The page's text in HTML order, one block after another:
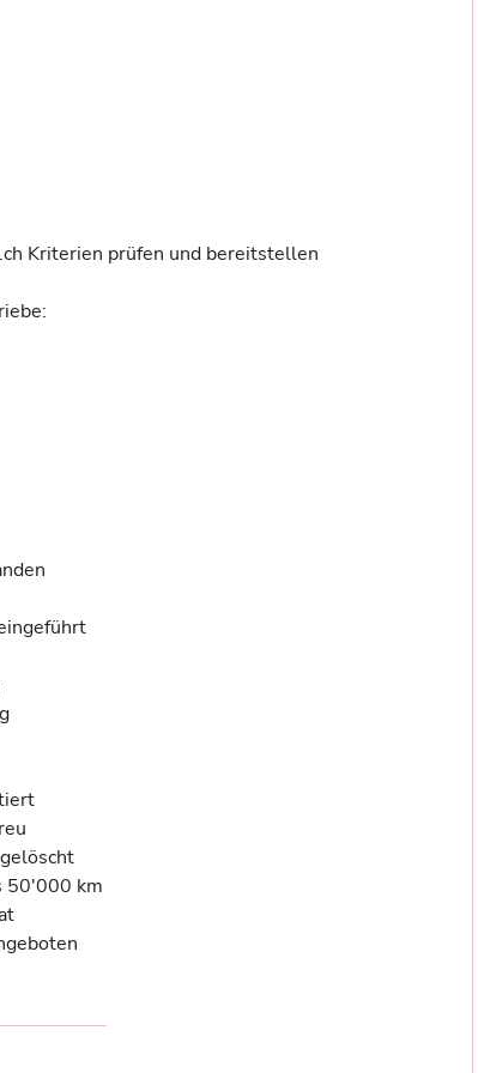
Kriterien prüfen und bereitstellen
50'000 km